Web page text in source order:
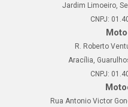
Jardim Limoeiro,
CNPJ:
R. Roberto
Aracília,
CNPJ:
Rua Antonio Victor